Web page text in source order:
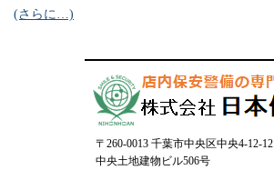
(さらに…)
〒260-0013 千葉市中央区中央4-12-12
中央土地建物ビル506号